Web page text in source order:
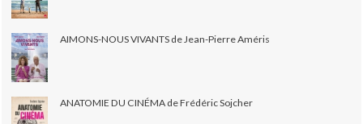
AIMONS-NOUS VIVANTS de Jean-Pierre Améris
ANATOMIE DU CINÉMA de Frédéric Sojcher